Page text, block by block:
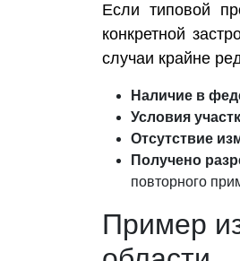
Если типовой
конкретной
случаи крайне
Наличие в
Условия
Отсутствие
Получено
повторного
Пример